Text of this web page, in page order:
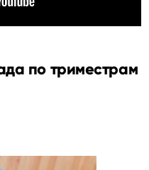
по триместрам